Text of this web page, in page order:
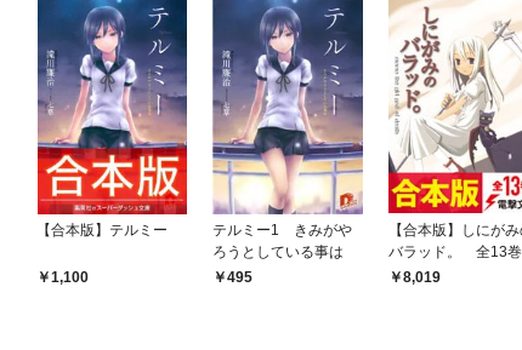
【合本版】テルミー
1,100
テルミー1 きみがや
ろうとしている事は
495
【合本版】しにが
バラッド。 全13巻
8,019